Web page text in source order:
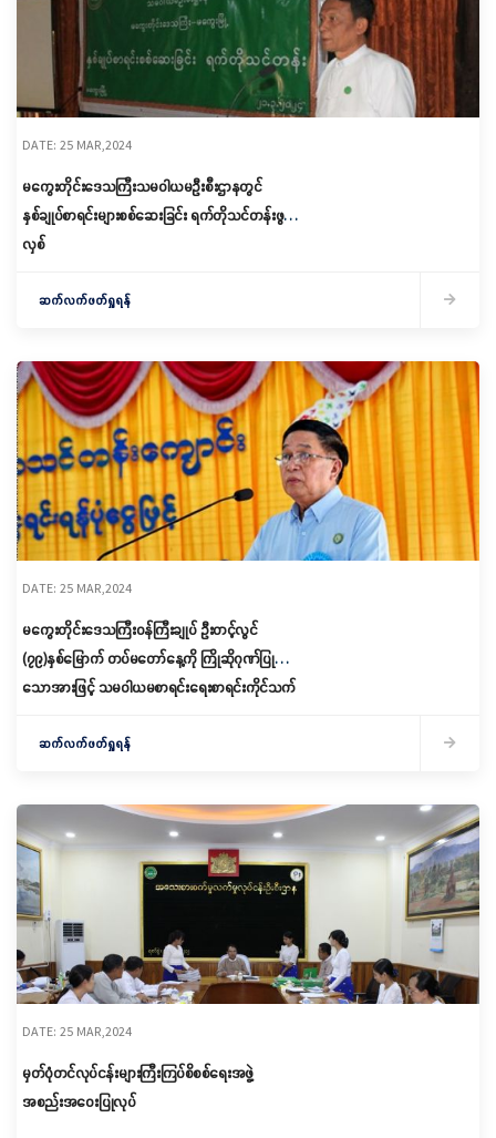
DATE: 25 MAR,2024
မကွေးတိုင်းဒေသကြီးသမဝါယမဦးစီးဌာနတွင်
နှစ်ချုပ်စာရင်းများစစ်ဆေးခြင်း ရက်တိုသင်တန်းဖွင့်
လှစ်
ဆက်လက်ဖတ်ရှုရန်
DATE: 25 MAR,2024
မကွေးတိုင်းဒေသကြီးဝန်ကြီးချုပ် ဦးတင့်လွင်
(၇၉)နှစ်မြောက် တပ်မတော်နေ့ကို ကြိုဆိုဂုဏ်ပြု
သောအားဖြင့် သမဝါယမစာရင်းရေးစာရင်းကိုင်သက်
နှင့် သင်တန်းသူအိပ်ဆောင် ဖွင့်ပွဲအခမ်းအနား တက်
ဆက်လက်ဖတ်ရှုရန်
DATE: 25 MAR,2024
မှတ်ပုံတင်လုပ်ငန်းများကြီးကြပ်စိစစ်ရေးအဖွဲ့
အစည်းအဝေးပြုလုပ်